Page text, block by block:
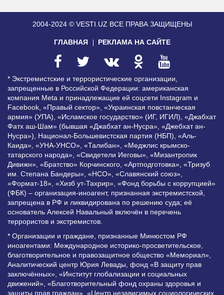
2004-2024 © VESTI.UZ ВСЕ ПРАВА ЗАЩИЩЕНЫ
ГЛАВНАЯ РЕКЛАМА НА САЙТЕ
* Экстремистские и террористические организации,
запрещенные в Российской Федерации: американская
компания Meta и принадлежащие ей соцсети Instagram и
Facebook, «Правый сектор», «Украинская повстанческая
армия» (УПА), «Исламское государство» (ИГ, ИГИЛ), «Джабхат
Фатх аш-Шам» (бывшая «Джабхат ан-Нусра», «Джебхат ан-
Нусра»), Национал-Большевистская партия (НБП), «Аль-
Каида», «УНА-УНСО», «Талибан», «Меджлис крымско-
татарского народа», «Свидетели Иеговы», «Мизантропик
Дивижн», «Братство» Корчинского, «Артподготовка», «Тризуб
им. Степана Бандеры», «НСО», «Славянский союз»,
«Формат-18», «Хизб ут-Тахрир», «Фонд борьбы с коррупцией»
(ФБК) – организация-иноагент, признанная экстремистской,
запрещена в РФ и ликвидирована по решению суда; её
основатель Алексей Навальный включён в перечень
террористов и экстремистов.
* Организации и граждане, признанные Минюстом РФ
иноагентами: Международное историко-просветительское,
благотворительное и правозащитное общество «Мемориал»,
Аналитический центр Юрия Левады, фонд «В защиту прав
заключённых», «Институт глобализации и социальных
движений», «Благотворительный фонд охраны здоровья и
защиты прав граждан», «Центр независимых социологических